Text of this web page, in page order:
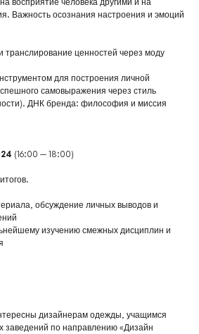
Важность осознания настроения и эмоций
транслирование ценностей через моду
для построения личной
самовыражения через стиль
ДНК бренда: философия и миссия
(16:00 — 18:00)
обсуждение личных выводов и
изучению смежных дисциплин и
дизайнерам одежды, учащимся
заведений по направлению «Дизайн